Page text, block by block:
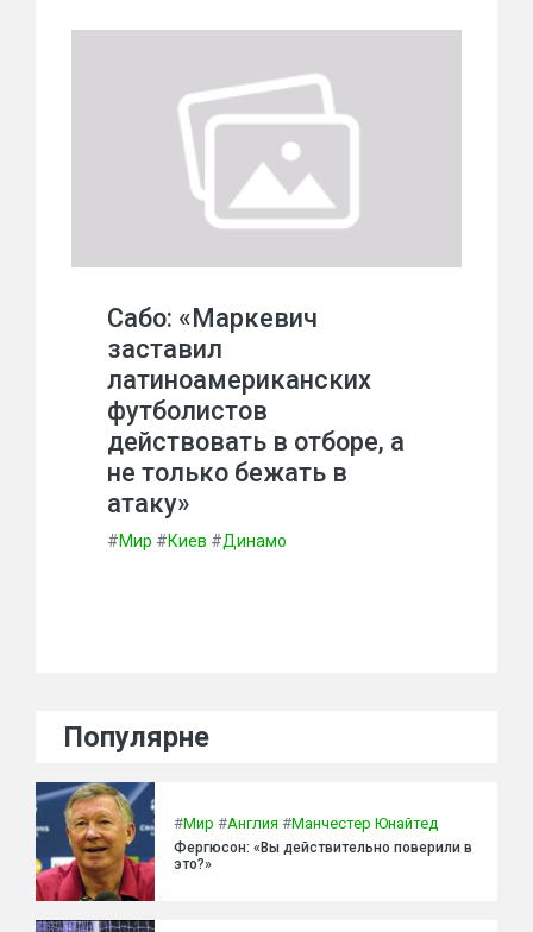
Сабо: «Маркевич
заставил
латиноамериканских
футболистов
действовать в отборе, а
не только бежать в
атаку»
#Мир #Киев #Динамо
Популярне
#Мир #Англия #Манчестер Юнайтед
Фергюсон: «Вы действительно поверили в
это?»